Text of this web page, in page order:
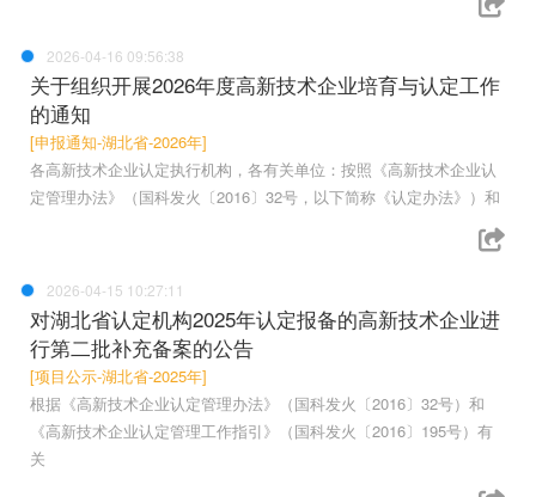
2026-04-16 09:56:38
关于组织开展2026年度高新技术企业培育与认定工作
的通知
[申报通知-湖北省-2026年]
各高新技术企业认定执行机构，各有关单位：按照《高新技术企业认
定管理办法》（国科发火〔2016〕32号，以下简称《认定办法》）和
2026-04-15 10:27:11
对湖北省认定机构2025年认定报备的高新技术企业进
行第二批补充备案的公告
[项目公示-湖北省-2025年]
根据《高新技术企业认定管理办法》（国科发火〔2016〕32号）和
《高新技术企业认定管理工作指引》（国科发火〔2016〕195号）有
关